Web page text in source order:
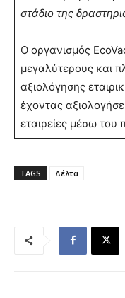
στάδιο της
Ο οργανισμός
μεγαλύτερους και
αξιολόγησης
έχοντας
εταιρείες μέσω του
TAGS Δέλτα